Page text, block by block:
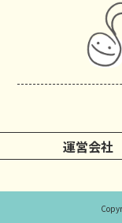
運営会社